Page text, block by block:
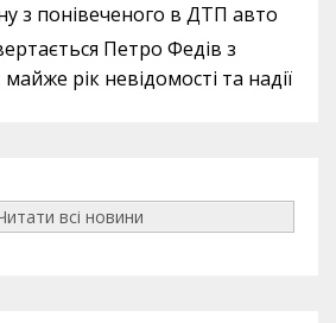
з понівеченого в ДТП авто
Петро Федів з
рік невідомості та надії
всі новини